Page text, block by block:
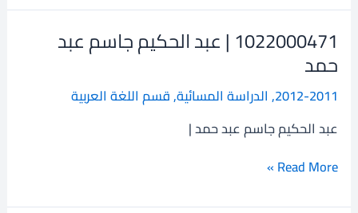
1022000471 | عبد الحكيم جاسم عبد
حمد
2012-2011
, الدراسة المسائية,قسم اللغة العربية
عبد الحكيم جاسم عبد حمد |
1022000471
|
عبد
الحكيم
عبد
Read More »